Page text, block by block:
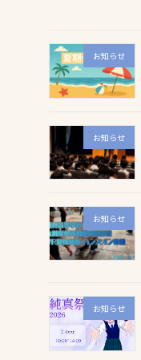
お知らせ
お知らせ
お知らせ
お知らせ